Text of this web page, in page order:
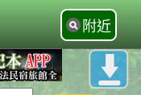
附近